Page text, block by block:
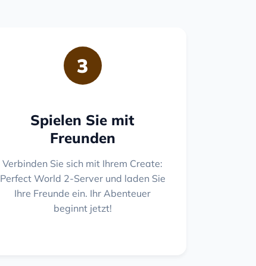
3
Spielen Sie mit
Freunden
Verbinden Sie sich mit Ihrem Create:
Perfect World 2-Server und laden Sie
Ihre Freunde ein. Ihr Abenteuer
beginnt jetzt!